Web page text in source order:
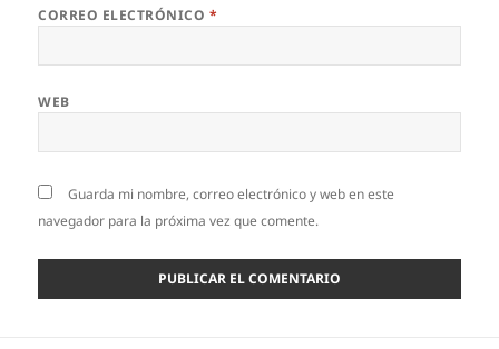
CORREO ELECTRÓNICO *
WEB
Guarda mi nombre, correo electrónico y web en este
navegador para la próxima vez que comente.